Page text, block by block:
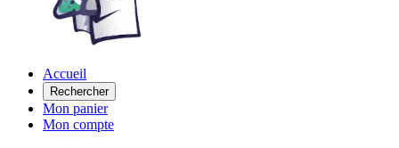
Accueil
Rechercher
Mon panier
Mon compte